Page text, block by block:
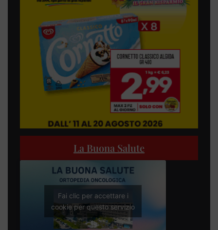
La Buona Salute
Fai clic per accettare i
cookie per questo servizio